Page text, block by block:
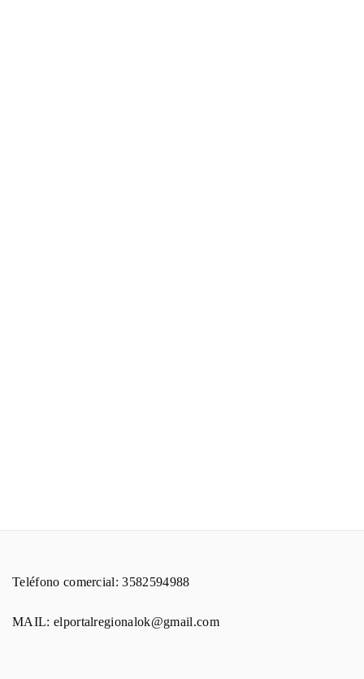
Teléfono comercial: 3582594988
MAIL: elportalregionalok@gmail.com